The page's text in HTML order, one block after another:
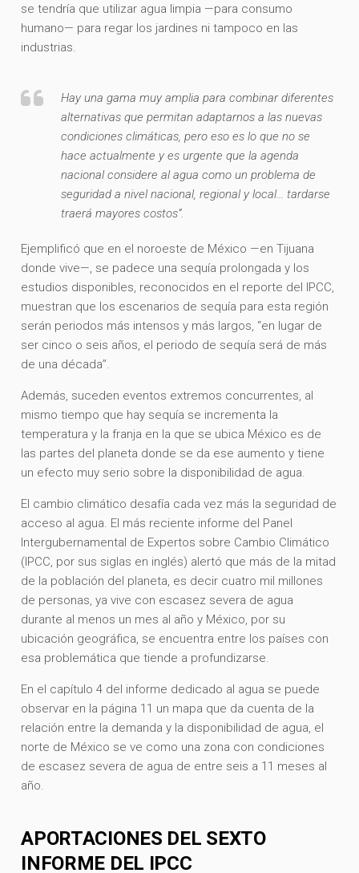
se tendría que utilizar agua limpia —para consumo
humano— para regar los jardines ni tampoco en las
industrias.
Hay una gama muy amplia para combinar diferentes
alternativas que permitan adaptarnos a las nuevas
condiciones climáticas, pero eso es lo que no se
hace actualmente y es urgente que la agenda
nacional considere al agua como un problema de
seguridad a nivel nacional, regional y local… tardarse
traerá mayores costos”.
Ejemplificó que en el noroeste de México —en Tijuana
donde vive—, se padece una sequía prolongada y los
estudios disponibles, reconocidos en el reporte del IPCC,
muestran que los escenarios de sequía para esta región
serán periodos más intensos y más largos, “en lugar de
ser cinco o seis años, el periodo de sequía será de más
de una década”.
Además, suceden eventos extremos concurrentes, al
mismo tiempo que hay sequía se incrementa la
temperatura y la franja en la que se ubica México es de
las partes del planeta donde se da ese aumento y tiene
un efecto muy serio sobre la disponibilidad de agua.
El cambio climático desafía cada vez más la seguridad de
acceso al agua. El más reciente informe del Panel
Intergubernamental de Expertos sobre Cambio Climático
(IPCC, por sus siglas en inglés) alertó que más de la mitad
de la población del planeta, es decir cuatro mil millones
de personas, ya vive con escasez severa de agua
durante al menos un mes al año y México, por su
ubicación geográfica, se encuentra entre los países con
esa problemática que tiende a profundizarse.
En el capítulo 4 del informe dedicado al agua se puede
observar en la página 11 un mapa que da cuenta de la
relación entre la demanda y la disponibilidad de agua, el
norte de México se ve como una zona con condiciones
de escasez severa de agua de entre seis a 11 meses al
año.
APORTACIONES DEL SEXTO
INFORME DEL IPCC